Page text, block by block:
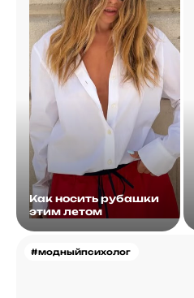
Как носить рубашки
этим летом
#модныйпсихолог